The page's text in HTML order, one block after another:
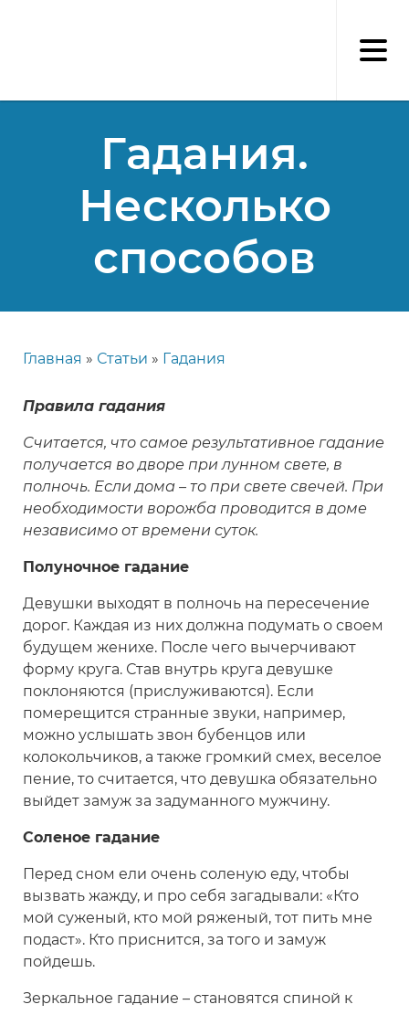
Гадания.
Несколько
способов
навигации
Главная Статьи Гадания
Правила гадания
Считается, что самое результативное гадание
получается во дворе при лунном свете, в
полночь. Если дома – то при свете свечей. При
необходимости ворожба проводится в доме
независимо от времени суток.
Полуночное гадание
Девушки выходят в полночь на пересечение
дорог. Каждая из них должна подумать о своем
будущем женихе. После чего вычерчивают
форму круга. Став внутрь круга девушке
поклоняются (прислуживаются). Если
померещится странные звуки, например,
можно услышать звон бубенцов или
колокольчиков, а также громкий смех, веселое
пение, то считается, что девушка обязательно
выйдет замуж за задуманного мужчину.
Соленое гадание
Перед сном ели очень соленую еду, чтобы
вызвать жажду, и про себя загадывали: «Кто
мой суженый, кто мой ряженый, тот пить мне
подаст». Кто приснится, за того и замуж
пойдешь.
Зеркальное гадание – становятся спиной к